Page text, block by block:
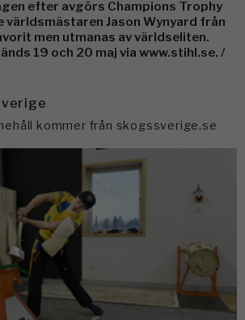
efter avgörs Champions Trophy
världsmästaren Jason Wynyard från
men utmanas av världseliten.
19 och 20 maj via www.stihl.se. /
kommer från skogssverige.se